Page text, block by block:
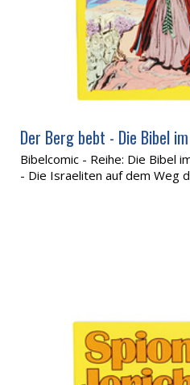
Der Berg bebt - Die Bibel
Bibelcomic - Reihe: Die Bibel
- Die Israeliten auf dem Weg